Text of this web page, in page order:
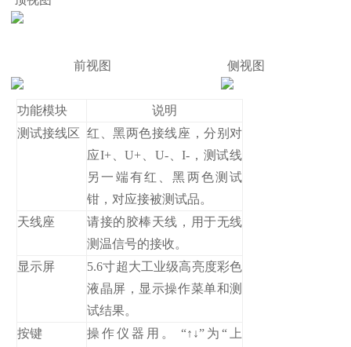
前视图 侧视图
功能模块
说明
测试接线区 红、黑两色接线座，分别对
应I+、U+、U-、I-，测试线
另一端有红、黑两色测试
钳，对应接被测试品。
天线座
请接的胶棒天线，用于无线
测温信号的接收。
显示屏
5.6寸超大工业级高亮度彩色
液晶屏，显示操作菜单和测
试结果。
按键
操作仪器用。 “↑↓”为“上